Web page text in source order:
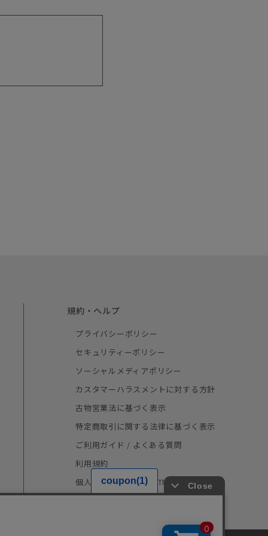
規約・ヘルプ
プライバシーポリシー
セキュリティーポリシー
ソーシャルメディアポリシー
カスタマーハラスメントに対する方針
古物営業法に基づく表示
特定商取引に関する法律に基づく表示
ご利用ガイド / よくある質問
利用規約
個人情報の取り扱い（TRUSTe）